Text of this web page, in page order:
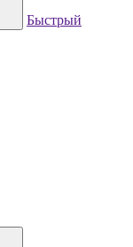
Быстрый